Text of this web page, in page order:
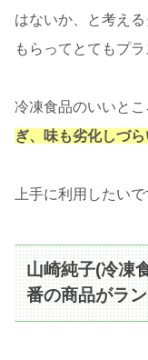
はないか、と考え
もらってとてもプ
冷凍食品のいいとこ
ぎ、味も劣化しづら
上手に利用したいで
山崎純子(冷凍
番の商品がラ